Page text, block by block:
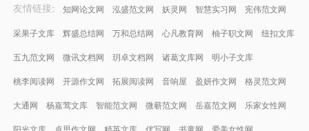
友情链接: 知网论文网 泓盛范文网 妖灵网 智慧实习网 宪伟范文网
采果子文库 辉盛总结网 万和总结网 心凡教育网 柚子职文网 纽扣文库
五九范文网 微讯文档网 玥卓文档网 诸葛文库网 明小子文库
桃李阅读网 开源作文网 拓展阅读网 音响屋 盈妍作文网 格灵范文网
大通网 杨嘉莺文库 智能范文网 微蕲范文网 岳嘉范文网 乐家女性网